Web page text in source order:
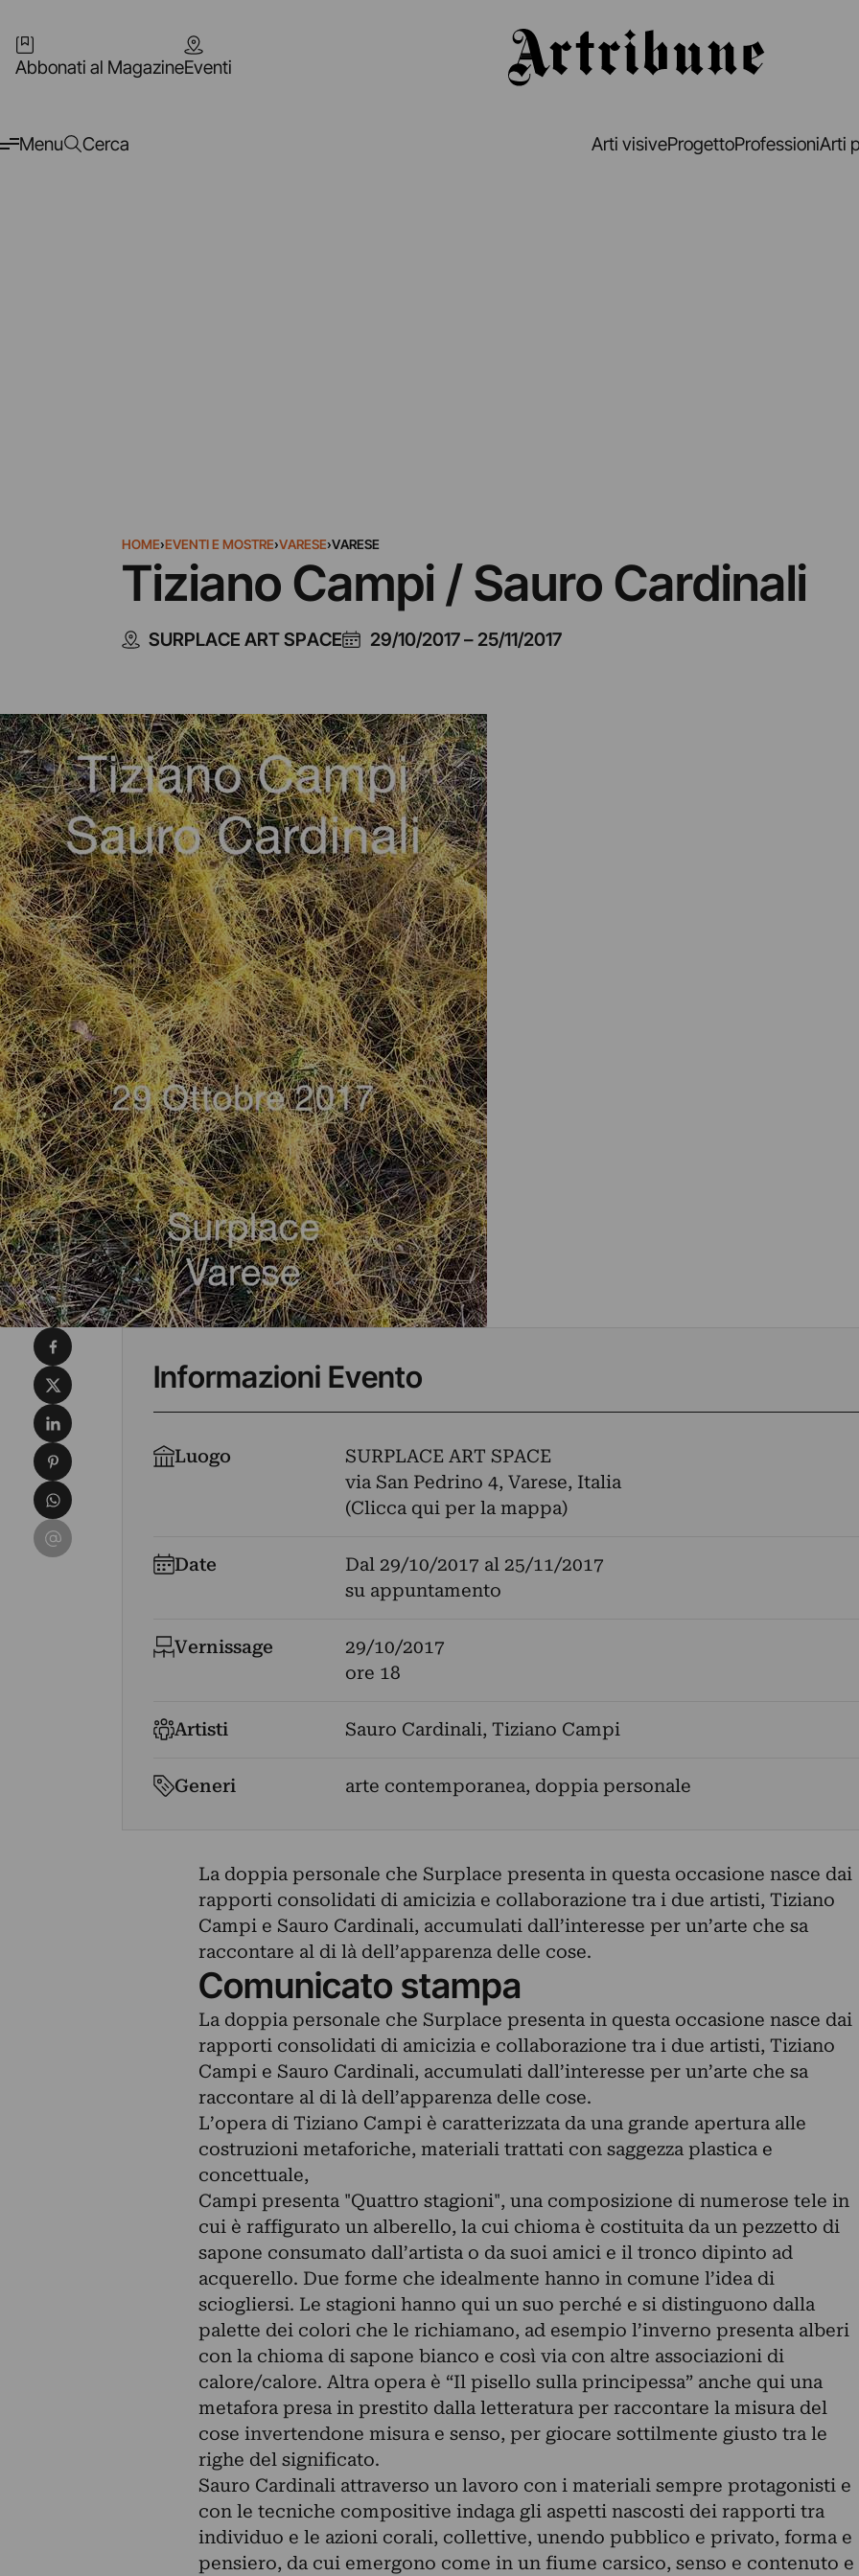
Abbonati al MagazineEventi
Menu Cerca Arti visiveProgettoProfessioniArti
HOME›EVENTI E MOSTRE›VARESE›VARESE
Tiziano Campi / Sauro Cardinali
SURPLACE ART SPACE 29/10/2017– 25/11/2017
Informazioni Evento
Luogo
SURPLACE ART SPACE
via San Pedrino 4, Varese, Italia
(Clicca qui per la mappa)
Date Dal 29/10/2017 al 25/11/2017
su appuntamento
Vernissage
29/10/2017
ore 18
Artisti Sauro Cardinali, Tiziano Campi
Generi arte contemporanea, doppia personale
La doppia personale che Surplace presenta in questa occasione nasce dai
rapporti consolidati di amicizia e collaborazione tra i due artisti, Tiziano
Campi e Sauro Cardinali, accumulati dall’interesse per un’arte che sa
raccontare al di là dell’apparenza delle cose.
Comunicato stampa
La doppia personale che Surplace presenta in questa occasione nasce dai
rapporti consolidati di amicizia e collaborazione tra i due artisti, Tiziano
Campi e Sauro Cardinali, accumulati dall’interesse per un’arte che sa
raccontare al di là dell’apparenza delle cose.
L’opera di Tiziano Campi è caratterizzata da una grande apertura alle
costruzioni metaforiche, materiali trattati con saggezza plastica e
concettuale,
Campi presenta "Quattro stagioni", una composizione di numerose tele in
cui è raffigurato un alberello, la cui chioma è costituita da un pezzetto di
sapone consumato dall’artista o da suoi amici e il tronco dipinto ad
acquerello. Due forme che idealmente hanno in comune l’idea di
sciogliersi. Le stagioni hanno qui un suo perché e si distinguono dalla
palette dei colori che le richiamano, ad esempio l’inverno presenta alberi
con la chioma di sapone bianco e così via con altre associazioni di
calore/calore. Altra opera è “Il pisello sulla principessa” anche qui una
metafora presa in prestito dalla letteratura per raccontare la misura del
cose invertendone misura e senso, per giocare sottilmente giusto tra le
righe del significato.
Sauro Cardinali attraverso un lavoro con i materiali sempre protagonisti e
con le tecniche compositive indaga gli aspetti nascosti dei rapporti tra
individuo e le azioni corali, collettive, unendo pubblico e privato, forma e
pensiero, da cui emergono come in un fiume carsico, senso e contenuto e
Condividi su Facebook
Condividi su X
Condividi su LinkedIn
Condividi su Pinterest
Condividi su WhatsApp
Condividi su Email